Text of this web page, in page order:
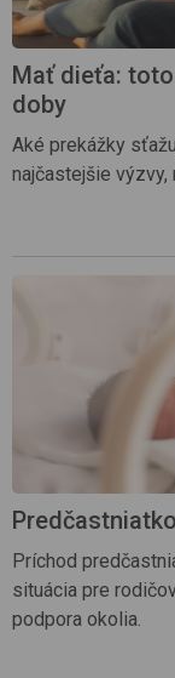
Mať dieťa:
doby
Aké prekážky
najčastejšie výzvy,
Príchod
situácia pre
podpora okolia.